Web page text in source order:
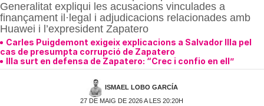
Generalitat expliqui les acusacions vinculades a
finançament il·legal i adjudicacions relacionades amb
Huawei i l’expresident Zapatero
Carles Puigdemont exigeix explicacions a Salvador Illa pel
cas de presumpta corrupció de Zapatero
Illa surt en defensa de Zapatero: “Crec i confio en ell”
ISMAEL LOBO GARCÍA
27 DE MAIG DE 2026 A LES 20:20H